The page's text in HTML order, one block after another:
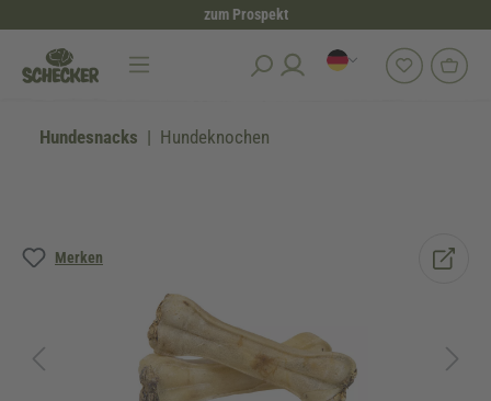
zum Prospekt
Hundesnacks Hundeknochen
Merken
Bildergalerie überspringen